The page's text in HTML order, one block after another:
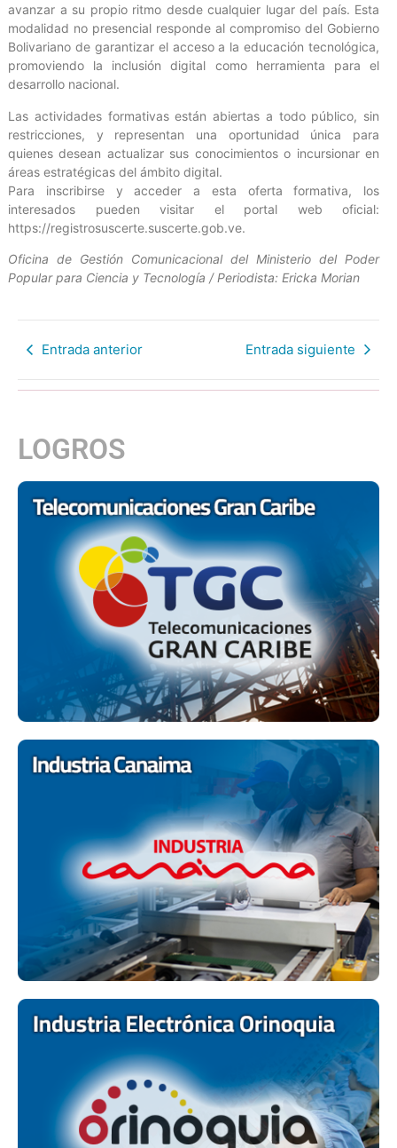
avanzar a su propio ritmo desde cualquier lugar del país. Esta
modalidad no presencial responde al compromiso del Gobierno
Bolivariano de garantizar el acceso a la educación tecnológica,
promoviendo la inclusión digital como herramienta para el
desarrollo nacional.
Las actividades formativas están abiertas a todo público, sin
restricciones, y representan una oportunidad única para
quienes desean actualizar sus conocimientos o incursionar en
áreas estratégicas del ámbito digital.
Para inscribirse y acceder a esta oferta formativa, los
interesados pueden visitar el portal web oficial:
https://registrosuscerte.suscerte.gob.ve.
Oficina de Gestión Comunicacional del Ministerio del Poder
Popular para Ciencia y Tecnología / Periodista: Ericka Morian
Entrada anterior Entrada siguiente
LOGROS